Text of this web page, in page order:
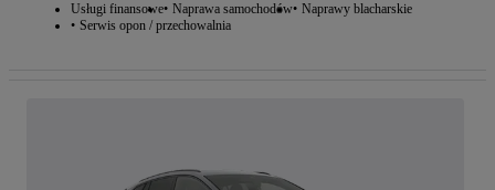
Usługi finansowe Naprawa samochodów Naprawy blacharskie
Serwis opon / przechowalnia